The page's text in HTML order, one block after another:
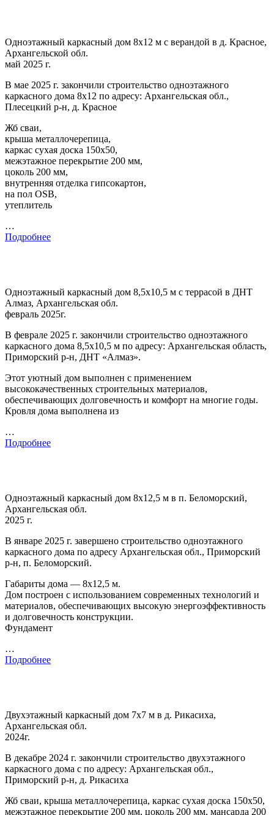
Одноэтажный каркасный дом 8х12 м с верандой в д. Красное,
Архангельской обл.
май 2025 г.
В мае 2025 г. закончили строительство одноэтажного
каркасного дома 8х12 по адресу: Архангельская обл.,
Плесецкий р-н, д. Красное
Жб сваи,
крыша металлочерепица,
каркас сухая доска 150х50,
межэтажное перекрытие 200 мм,
цоколь 200 мм,
внутренняя отделка гипсокартон,
на пол OSB,
утеплитель
…
Подробнее
Одноэтажный каркасный дом 8,5х10,5 м с террасой в ДНТ
Алмаз, Архангельская обл.
февраль 2025г.
В феврале 2025 г. закончили строительство одноэтажного
каркасного дома 8,5х10,5 м по адресу: Архангельская область,
Приморский р-н, ДНТ «Алмаз».
Этот уютный дом выполнен с применением
высококачественных строительных материалов,
обеспечивающих долговечность и комфорт на многие годы.
Кровля дома выполнена из
…
Подробнее
Одноэтажный каркасный дом 8х12,5 м в п. Беломорский,
Архангельская обл.
2025 г.
В январе 2025 г. завершено строительство одноэтажного
каркасного дома по адресу Архангельская обл., Приморский
р-н, п. Беломорский.
Габариты дома — 8х12,5 м.
Дом построен с использованием современных технологий и
материалов, обеспечивающих высокую энергоэффективность
и долговечность конструкции.
Фундамент
…
Подробнее
Двухэтажный каркасный дом 7х7 м в д. Рикасиха,
Архангельская обл.
2024г.
В декабре 2024 г. закончили строительство двухэтажного
каркасного дома с по адресу: Архангельская обл.,
Приморский р-н, д. Рикасиха
Жб сваи, крыша металлочерепица, каркас сухая доска 150х50,
межэтажное перекрытие 200 мм, цоколь 200 мм, мансарда 200